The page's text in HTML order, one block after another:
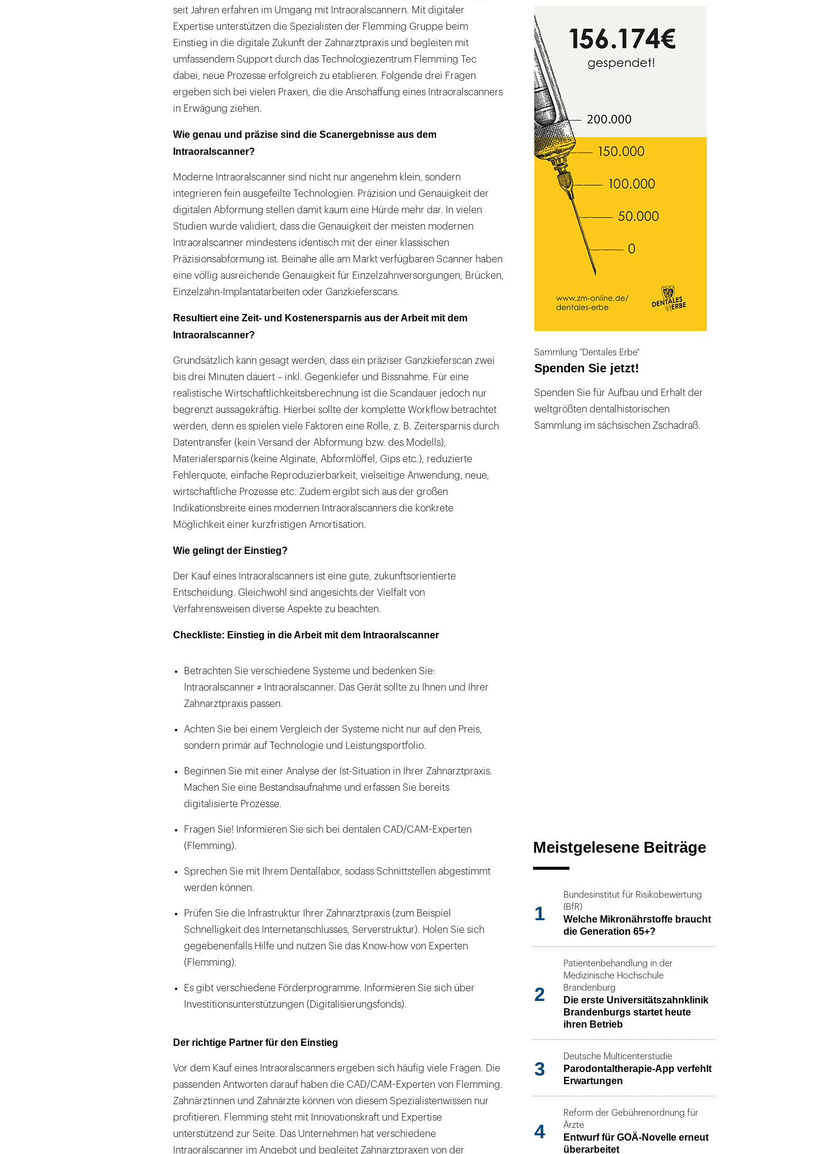
seit Jahren erfahren im Umgang mit Intraoralscannern. Mit digitaler
Expertise unterstützen die Spezialisten der Flemming Gruppe beim
Einstieg in die digitale Zukunft der Zahnarztpraxis und begleiten mit
umfassendem Support durch das Technologiezentrum Flemming Tec
dabei, neue Prozesse erfolgreich zu etablieren. Folgende drei Fragen
ergeben sich bei vielen Praxen, die die Anschaffung eines Intraoralscanners
in Erwägung ziehen.
Wie genau und präzise sind die Scanergebnisse aus dem
Intraoralscanner?
Moderne Intraoralscanner sind nicht nur angenehm klein, sondern
integrieren fein ausgefeilte Technologien. Präzision und Genauigkeit der
digitalen Abformung stellen damit kaum eine Hürde mehr dar. In vielen
Studien wurde validiert, dass die Genauigkeit der meisten modernen
Intraoralscanner mindestens identisch mit der einer klassischen
Präzisionsabformung ist. Beinahe alle am Markt verfügbaren Scanner haben
eine völlig ausreichende Genauigkeit für Einzelzahnversorgungen, Brücken,
Einzelzahn-Implantatarbeiten oder Ganzkieferscans.
Resultiert eine Zeit- und Kostenersparnis aus der Arbeit mit dem
Intraoralscanner?
Grundsätzlich kann gesagt werden, dass ein präziser Ganzkieferscan zwei
bis drei Minuten dauert – inkl. Gegenkiefer und Bissnahme. Für eine
realistische Wirtschaftlichkeitsberechnung ist die Scandauer jedoch nur
begrenzt aussagekräftig. Hierbei sollte der komplette Workflow betrachtet
werden, denn es spielen viele Faktoren eine Rolle, z. B. Zeitersparnis durch
Datentransfer (kein Versand der Abformung bzw. des Modells),
Materialersparnis (keine Alginate, Abformlöffel, Gips etc.), reduzierte
Fehlerquote, einfache Reproduzierbarkeit, vielseitige Anwendung, neue,
wirtschaftliche Prozesse etc. Zudem ergibt sich aus der großen
Indikationsbreite eines modernen Intraoralscanners die konkrete
Möglichkeit einer kurzfristigen Amortisation.
Wie gelingt der Einstieg?
Der Kauf eines Intraoralscanners ist eine gute, zukunftsorientierte
Entscheidung. Gleichwohl sind angesichts der Vielfalt von
Verfahrensweisen diverse Aspekte zu beachten.
Checkliste: Einstieg in die Arbeit mit dem Intraoralscanner
Betrachten Sie verschiedene Systeme und bedenken Sie:
Intraoralscanner ≠ Intraoralscanner. Das Gerät sollte zu Ihnen und Ihrer
Zahnarztpraxis passen.
Achten Sie bei einem Vergleich der Systeme nicht nur auf den Preis,
sondern primär auf Technologie und Leistungsportfolio.
Beginnen Sie mit einer Analyse der Ist-Situation in Ihrer Zahnarztpraxis.
Machen Sie eine Bestandsaufnahme und erfassen Sie bereits
digitalisierte Prozesse.
Fragen Sie! Informieren Sie sich bei dentalen CAD/CAM-Experten
(Flemming).
Sprechen Sie mit Ihrem Dentallabor, sodass Schnittstellen abgestimmt
werden können.
Prüfen Sie die Infrastruktur Ihrer Zahnarztpraxis (zum Beispiel
Schnelligkeit des Internetanschlusses, Serverstruktur). Holen Sie sich
gegebenenfalls Hilfe und nutzen Sie das Know-how von Experten
(Flemming).
Es gibt verschiedene Förderprogramme. Informieren Sie sich über
Investitionsunterstützungen (Digitalisierungsfonds).
Der richtige Partner für den Einstieg
Vor dem Kauf eines Intraoralscanners ergeben sich häufig viele Fragen. Die
passenden Antworten darauf haben die CAD/CAM-Experten von Flemming.
Zahnärztinnen und Zahnärzte können von diesem Spezialistenwissen nur
profitieren. Flemming steht mit Innovationskraft und Expertise
unterstützend zur Seite. Das Unternehmen hat verschiedene
Intraoralscanner im Angebot und begleitet Zahnarztpraxen von der
Sammlung "Dentales Erbe"
Spenden Sie jetzt!
Spenden Sie für Aufbau und Erhalt der
weltgrößten dentalhistorischen
Sammlung im sächsischen Zschadraß.
Meistgelesene Beiträge
1
Bundesinstitut für Risikobewertung
(BfR)
Welche Mikronährstoffe braucht
die Generation 65+?
2
Patientenbehandlung in der
Medizinische Hochschule
Brandenburg
Die erste Universitätszahnklinik
Brandenburgs startet heute
ihren Betrieb
3
Deutsche Multicenterstudie
Parodontaltherapie-App verfehlt
Erwartungen
4
Reform der Gebührenordnung für
Ärzte
Entwurf für GOÄ-Novelle erneut
überarbeitet